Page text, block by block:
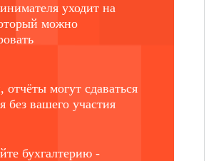
уходит на
можно
отчёты могут сдаваться
без вашего участия
бухгалтерию -